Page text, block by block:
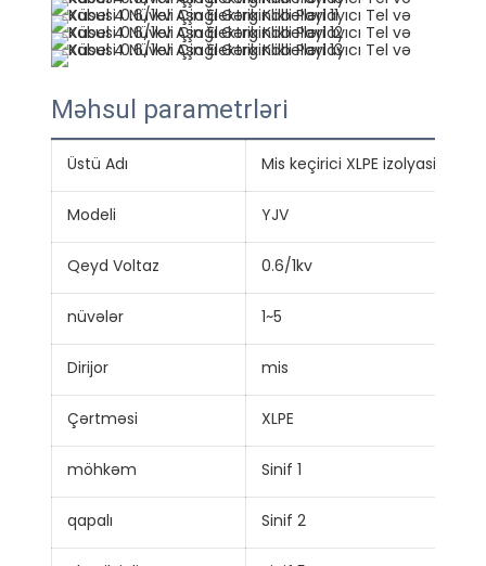
Məhsul parametrləri
Üstü Adı Mis keçirici XLPE izolyasiyalı
Modeli YJV
Qeyd Voltaz 0.6/1kv
nüvələr 1~5
Dirijor mis
Çərtməsi XLPE
möhkəm Sinif 1
qapalı Sinif 2